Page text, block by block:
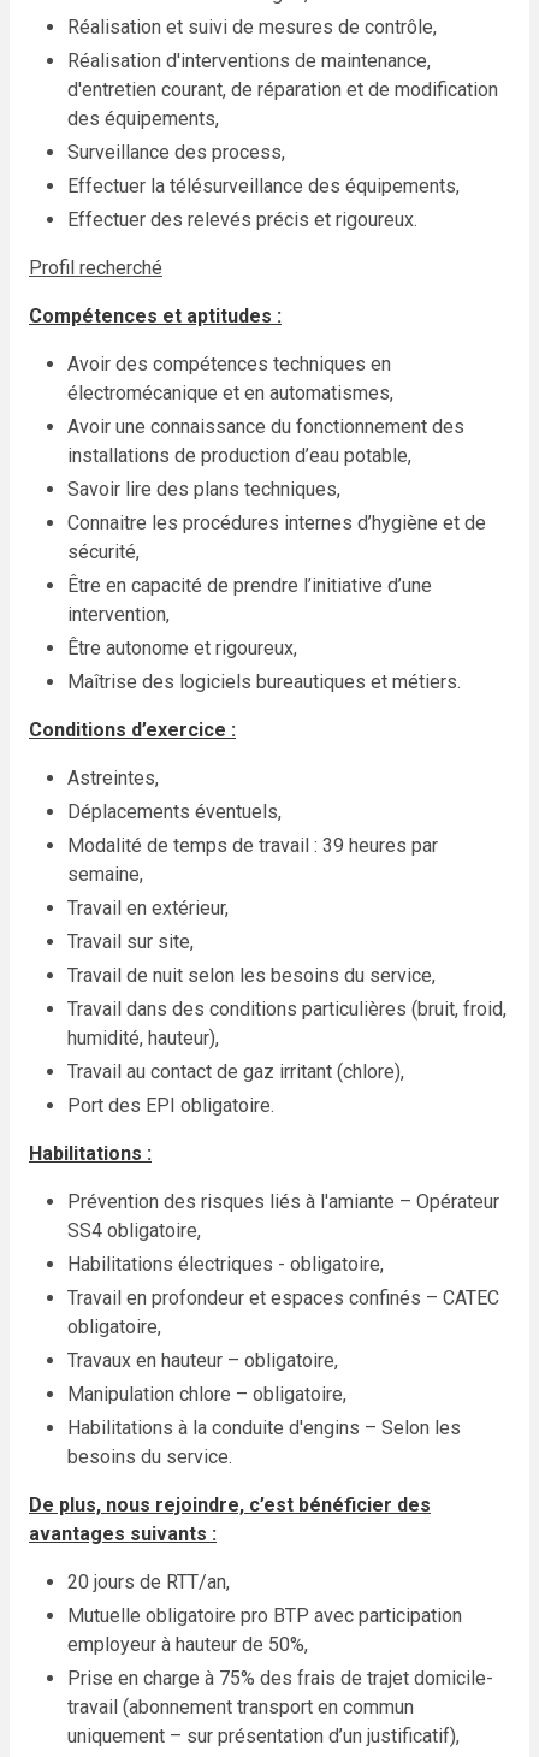
Réalisation et suivi de mesures de contrôle,
Réalisation d'interventions de maintenance,
d'entretien courant, de réparation et de modification
des équipements,
Surveillance des process,
Effectuer la télésurveillance des équipements,
Effectuer des relevés précis et rigoureux.
Profil recherché
Compétences et aptitudes :
Avoir des compétences techniques en
électromécanique et en automatismes,
Avoir une connaissance du fonctionnement des
installations de production d’eau potable,
Savoir lire des plans techniques,
Connaitre les procédures internes d’hygiène et de
sécurité,
Être en capacité de prendre l’initiative d’une
intervention,
Être autonome et rigoureux,
Maîtrise des logiciels bureautiques et métiers.
Conditions d’exercice :
Astreintes,
Déplacements éventuels,
Modalité de temps de travail : 39 heures par
semaine,
Travail en extérieur,
Travail sur site,
Travail de nuit selon les besoins du service,
Travail dans des conditions particulières (bruit, froid,
humidité, hauteur),
Travail au contact de gaz irritant (chlore),
Port des EPI obligatoire.
Habilitations :
Prévention des risques liés à l'amiante – Opérateur
SS4 obligatoire,
Habilitations électriques - obligatoire,
Travail en profondeur et espaces confinés – CATEC
obligatoire,
Travaux en hauteur – obligatoire,
Manipulation chlore – obligatoire,
Habilitations à la conduite d'engins – Selon les
besoins du service.
De plus, nous rejoindre, c’est bénéficier des
avantages suivants :
20 jours de RTT/an,
Mutuelle obligatoire pro BTP avec participation
employeur à hauteur de 50%,
Prise en charge à 75% des frais de trajet domicile-
travail (abonnement transport en commun
uniquement – sur présentation d’un justificatif),